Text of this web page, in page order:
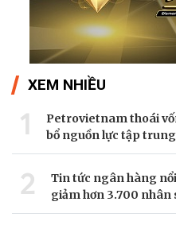
XEM NHIỀU
1
Petrovietnam thoái
bổ nguồn lực tập
2
Tin tức ngân hàng
giảm hơn 3.700 nhân